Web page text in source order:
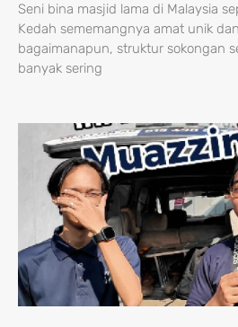
Seni bina masjid lama di Malaysia
Kedah sememangnya amat unik
bagaimanapun, struktur sokongan
banyak sering